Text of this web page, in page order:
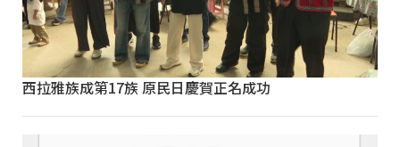
西拉雅族成第17族 原民日慶賀正名成功